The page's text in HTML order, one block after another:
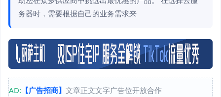
务器时，需要根据自己的业务需求来
AD: 【广告招商】 文章正文文字广告位开放合作